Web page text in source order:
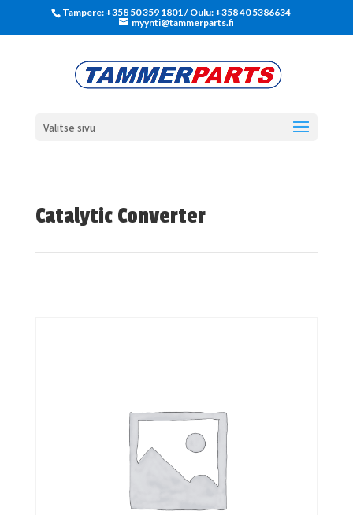
Tampere: +358 50 359 1801‬ / Oulu: +358 40 5386634
myynti@tammerparts.fi
Valitse sivu
Catalytic Converter